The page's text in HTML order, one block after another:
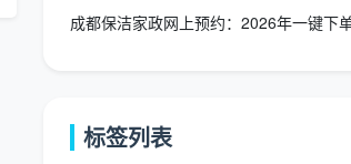
标签列表